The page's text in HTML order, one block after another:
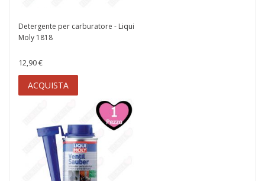
Detergente per carburatore - Liqui
Moly 1818
12,90 €
ACQUISTA